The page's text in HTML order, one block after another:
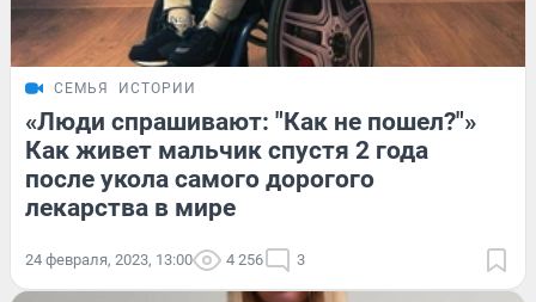
СЕМЬЯ ИСТОРИИ
«Люди спрашивают: "Как не пошел?"»
Как живет мальчик спустя 2 года
после укола самого дорогого
лекарства в мире
24 февраля, 2023, 13:00 4 256 3